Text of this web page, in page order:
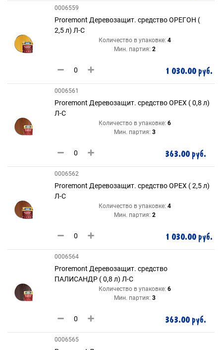
0006559
Proremont Деревозащит. средство ОРЕГОН (
2,5 л) Л-С
Количество в упаковке: 4
Мин. партия: 2
1 030.00 руб.
0006561
Proremont Деревозащит. средство ОРЕХ ( 0,8 л)
Л-С
Количество в упаковке: 6
Мин. партия: 3
363.00 руб.
0006562
Proremont Деревозащит. средство ОРЕХ ( 2,5 л)
Л-С
Количество в упаковке: 4
Мин. партия: 2
1 030.00 руб.
0006564
Proremont Деревозащит. средство
ПАЛИСАНДР ( 0,8 л) Л-С
Количество в упаковке: 6
Мин. партия: 3
363.00 руб.
0006565